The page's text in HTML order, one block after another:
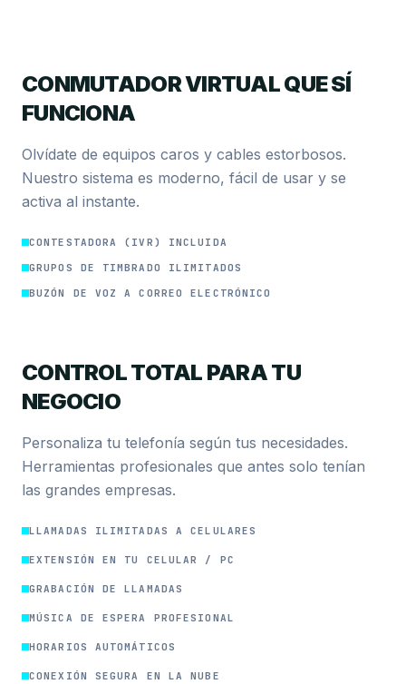
CONMUTADOR VIRTUAL QUE SÍ
FUNCIONA
Olvídate de equipos caros y cables estorbosos.
Nuestro sistema es moderno, fácil de usar y se
activa al instante.
CONTESTADORA (IVR) INCLUIDA
GRUPOS DE TIMBRADO ILIMITADOS
BUZÓN DE VOZ A CORREO ELECTRÓNICO
CONTROL TOTAL PARA TU
NEGOCIO
Personaliza tu telefonía según tus necesidades.
Herramientas profesionales que antes solo tenían
las grandes empresas.
LLAMADAS ILIMITADAS A CELULARES
EXTENSIÓN EN TU CELULAR / PC
GRABACIÓN DE LLAMADAS
MÚSICA DE ESPERA PROFESIONAL
HORARIOS AUTOMÁTICOS
CONEXIÓN SEGURA EN LA NUBE